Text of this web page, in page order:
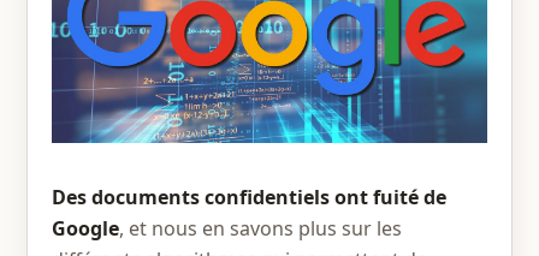
Des documents confidentiels ont fuité de
Google, et nous en savons plus sur les